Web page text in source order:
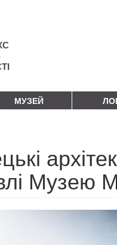
МУЗЕЙ
Музею